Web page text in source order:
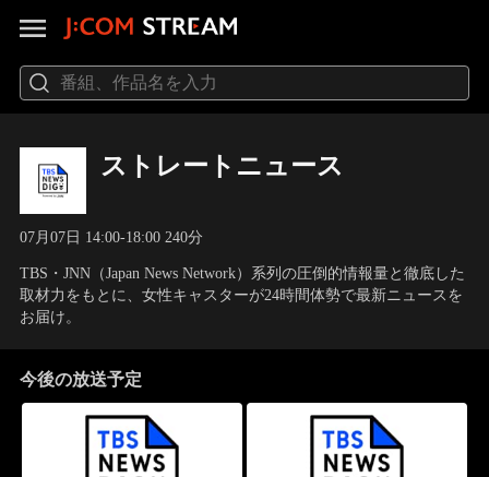
ストレートニュース
07月07日 14:00-18:00 240分
TBS・JNN（Japan News Network）系列の圧倒的情報量と徹底した
取材力をもとに、女性キャスターが24時間体勢で最新ニュースを
お届け。
今後の放送予定